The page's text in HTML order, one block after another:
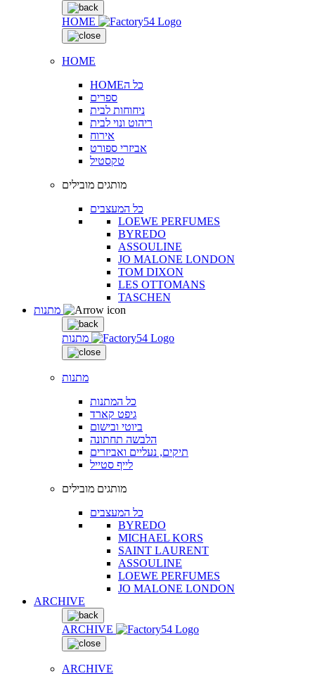
HOME
HOME
HOMEכל ה
ספרים
ניחוחות לבית
ריהוט ונוי לבית
אירוח
אביזרי ספורט
טקסטיל
מותגים מובילים
כל המעצבים
LOEWE PERFUMES
BYREDO
ASSOULINE
JO MALONE LONDON
TOM DIXON
LES OTTOMANS
TASCHEN
מתנות
מתנות
כל המתנות
גיפט קארד
ביוטי ובישום
הלבשה תחתונה
תיקים, נעליים ואביזרים
לייף סטייל
מותגים מובילים
כל המעצבים
BYREDO
MICHAEL KORS
SAINT LAURENT
ASSOULINE
LOEWE PERFUMES
JO MALONE LONDON
ARCHIVE
ARCHIVE
ARCHIVE